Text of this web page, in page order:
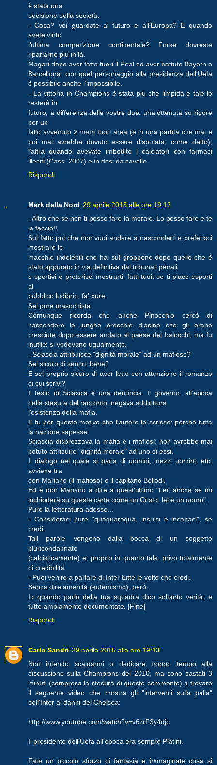
è stata una
decisione della società.
- Cosa? Voi guardate al futuro e all'Europa? E quando
avete vinto
l'ultima competizione continentale? Forse dovreste
riparlarne più in là.
Magari dopo aver fatto fuori il Real ed aver battuto Bayern o
Barcellona: con quel personaggio alla presidenza dell'Uefa
è possibile anche l'impossibile.
- La vittoria in Champions è stata più che limpida e tale lo
resterà in
futuro, a differenza delle vostre due: una ottenuta su rigore
per un
fallo avvenuto 2 metri fuori area (e in una partita che mai e
poi mai avrebbe dovuto essere disputata, come detto),
l'altra quando avevate imbottito i calciatori con farmaci
illeciti (Cass. 2007) e in dosi da cavallo.
Rispondi
Mark della Nord 29 aprile 2015 alle ore 19:13
- Altro che se non ti posso fare la morale. Lo posso fare e te
la faccio!!
Sul fatto poi che non vuoi andare a nasconderti e preferisci
mostrare le
macchie indelebili che hai sul groppone dopo quello che è
stato appurato in via definitiva dai tribunali penali
e sportivi e preferisci mostrarti, fatti tuoi: se ti piace esporti
al
pubblico ludibrio, fa' pure.
Sei pure masochista.
Comunque ricorda che anche Pinocchio cercò di
nascondere le lunghe orecchie d'asino che gli erano
cresciute dopo essere andato al paese dei balocchi, ma fu
inutile: si vedevano ugualmente.
- Sciascia attribuisce "dignità morale" ad un mafioso?
Sei sicuro di sentirti bene?
E sei proprio sicuro di aver letto con attenzione il romanzo
di cui scrivi?
Il testo di Sciascia è una denuncia. Il governo, all'epoca
della stesura del racconto, negava addirittura
l'esistenza della mafia.
E fu per questo motivo che l'autore lo scrisse: perché tutta
la nazione sapesse.
Sciascia disprezzava la mafia e i mafiosi: non avrebbe mai
potuto attribuire "dignità morale" ad uno di essi.
Il dialogo nel quale si parla di uomini, mezzi uomini, etc.
avviene tra
don Mariano (il mafioso) e il capitano Bellodi.
Ed è don Mariano a dire a quest'ultimo "Lei, anche se mi
inchioderà su queste carte come un Cristo, lei è un uomo".
Pure la letteratura adesso...
- Consideraci pure "quaquaraquà, insulsi e incapaci", se
credi.
Tali parole vengono dalla bocca di un soggetto
pluricondannato
(calcisticamente) e, proprio in quanto tale, privo totalmente
di credibilità.
- Puoi venire a parlare di Inter tutte le volte che credi.
Senza dire amenità (eufemismo), però.
Io quando parlo della tua squadra dico soltanto verità; e
tutte ampiamente documentate. [Fine]
Rispondi
Carlo Sandri 29 aprile 2015 alle ore 19:13
Non intendo scaldarmi o dedicare troppo tempo alla
discussione sulla Champions del 2010, ma sono bastati 3
minuti (compresa la stesura di questo commento) a trovare
il seguente video che mostra gli "interventi sulla palla"
dell'Inter ai danni del Chelsea:
http://www.youtube.com/watch?v=v6zrF3y4djc
Il presidente dell'Uefa all'epoca era sempre Platini.
Fate un piccolo sforzo di fantasia e immaginate cosa si